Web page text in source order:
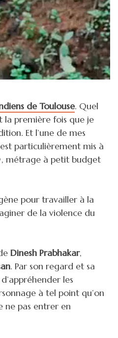
de Toulouse. Quel
la première fois que je
Et l’une de mes
est particulièrement mis à
, métrage à petit budget
pour travailler à la
de la violence du
Dinesh Prabhakar,
. Par son regard et sa
les
à tel point qu’on
ne pas entrer en